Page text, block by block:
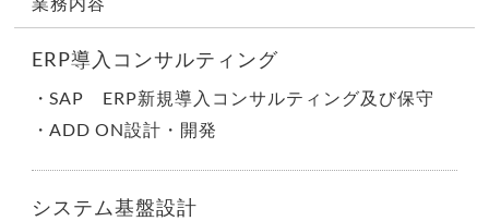
ERP導入コンサルティング
SAP ERP新規導入コンサルティング及び保守
ADD ON設計・開発
システム基盤設計